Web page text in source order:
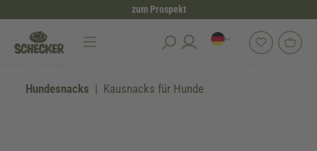
zum Prospekt
Hundesnacks Kausnacks für Hunde